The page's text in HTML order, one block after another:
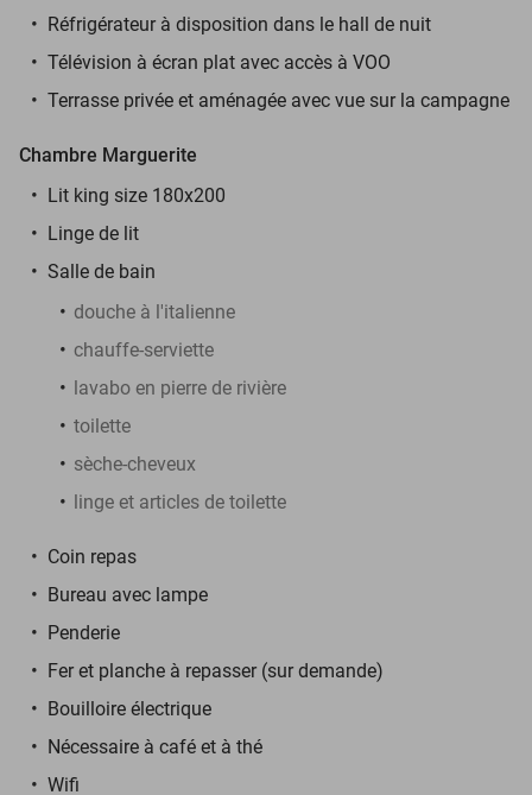
Réfrigérateur à disposition dans le hall de nuit
Télévision à écran plat avec accès à VOO
Terrasse privée et aménagée avec vue sur la campagne
Chambre Marguerite
Lit king size 180x200
Linge de lit
Salle de bain
douche à l'italienne
chauffe-serviette
lavabo en pierre de rivière
toilette
sèche-cheveux
linge et articles de toilette
Coin repas
Bureau avec lampe
Penderie
Fer et planche à repasser (sur demande)
Bouilloire électrique
Nécessaire à café et à thé
Wifi